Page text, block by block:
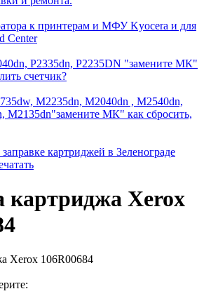
к принтерам и МФУ Kyocera и для
Center
P2335dn, P2235DN "замените МК"
счетчик?
M2235dn, M2040dn , M2540dn,
M2135dn"замените МК" как сбросить,
картриджей в Зеленограде
картриджа Xerox
Xerox 106R00684